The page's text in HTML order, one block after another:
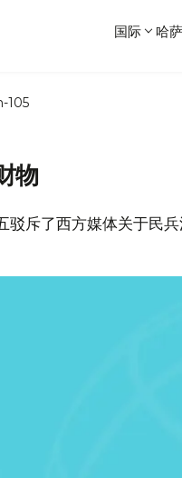
国际 哈
105
物
驳斥了西方媒体关于民兵